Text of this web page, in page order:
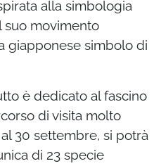
alla simbologia
suo movimento
giapponese simbolo di
è dedicato al fascino
di visita molto
30 settembre, si potrà
di 23 specie